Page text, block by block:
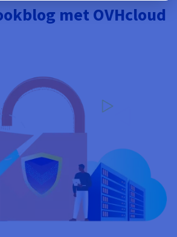
met OVHcloud